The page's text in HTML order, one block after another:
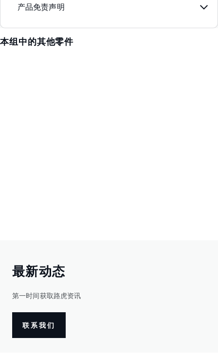
产品免责声明
本组中的其他零件
最新动态
第一时间获取路虎资讯
联系我们